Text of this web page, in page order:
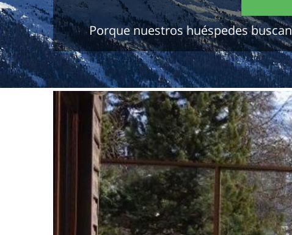
Porque nuestros huéspedes